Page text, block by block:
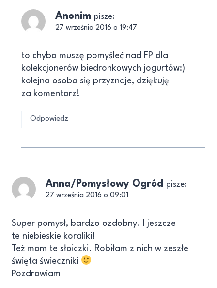
Anonim pisze:
27 września 2016 o 19:47
to chyba muszę pomyśleć nad FP dla
kolekcjonerów biedronkowych jogurtów:)
kolejna osoba się przyznaje, dziękuję
za komentarz!
Odpowiedz
Anna/Pomysłowy Ogród pisze:
27 września 2016 o 09:01
Super pomysł, bardzo ozdobny. I jeszcze
te niebieskie koraliki!
Też mam te słoiczki. Robiłam z nich w zeszłe
święta świeczniki
Pozdrawiam